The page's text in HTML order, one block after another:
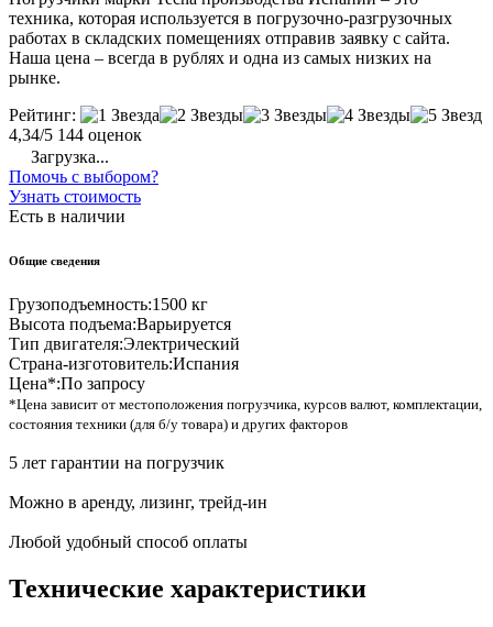
техника, которая используется в погрузочно-разгрузочных
работах в складских помещениях отправив заявку с сайта.
Наша цена – всегда в рублях и одна из самых низких на
рынке.
Рейтинг:
4,34/5 144 оценок
Загрузка...
Помочь с выбором?
Узнать стоимость
Есть в наличии
Общие сведения
Грузоподъемность:1500 кг
Высота подъема:Варьируется
Тип двигателя:Электрический
Страна-изготовитель:Испания
Цена*:По запросу
*Цена зависит от местоположения погрузчика, курсов валют, комплектации,
состояния техники (для б/у товара) и других факторов
5 лет гарантии на погрузчик
Можно в аренду, лизинг, трейд-ин
Любой удобный способ оплаты
Технические характеристики